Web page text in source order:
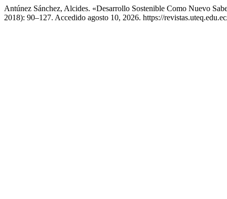
Antúnez Sánchez, Alcides. «Desarrollo Sostenible Como Nuevo
2018): 90–127. Accedido agosto 10, 2026. https://